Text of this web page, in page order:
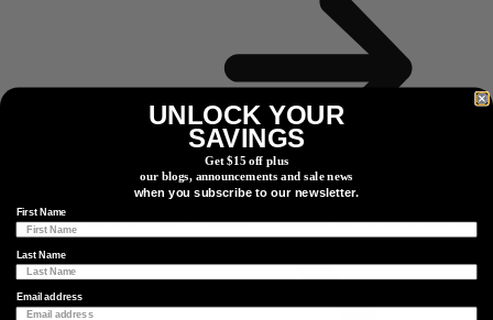
Abonnieren Sie unseren Newsletter, um aktuelle
Informationen über Produkte, exklusive Werbegeschenke und
mehr zu erhalten.
UNLOCK YOUR
SAVINGS
Get $15 off plus
our blogs, announcements and sale news
when you subscribe to our newsletter.
First Name
Last Name
Email address